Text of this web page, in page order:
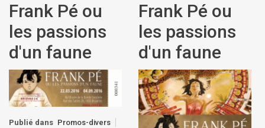
Frank Pé ou
les passions
d'un faune
Publié dans Promos-divers
Frank Pé ou
les passions
d'un faune